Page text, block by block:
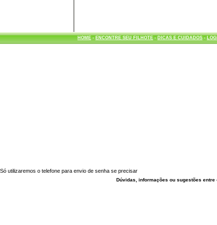
HOME- ENCONTRE SEU FILHOTE- DICAS E CUIDADOS-
Só utilizaremos o telefone para envio de senha se precisar
Dúvidas, informações ou sugestões